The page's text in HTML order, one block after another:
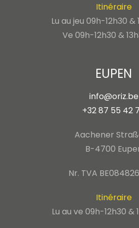
Itinéraire
Lu au jeu 09h-12h30 &
Ve 09h-12h30 &
EUPEN
info@oriz.be
+32 87 55 42
Aachener
B-4700
Nr. TVA
Itinéraire
Lu au ve 09h-12h30 &